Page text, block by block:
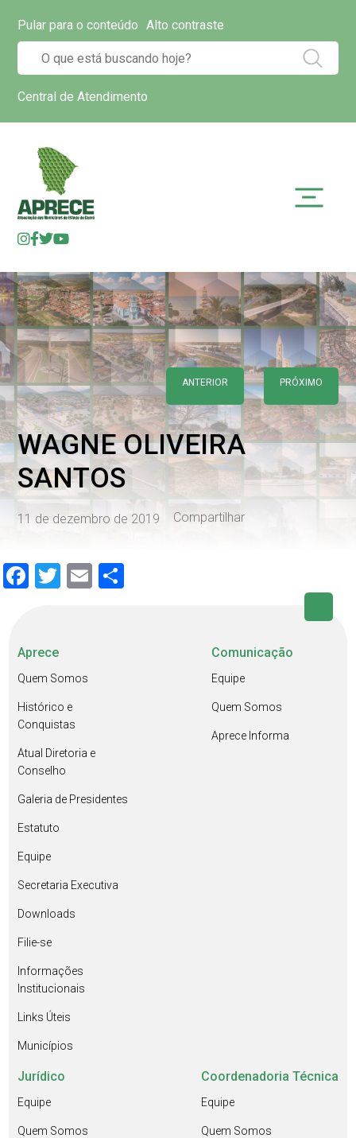
Pular para o conteúdo Alto contraste
Central de Atendimento
ANTERIOR PRÓXIMO
WAGNE OLIVEIRA
SANTOS
11 de dezembro de 2019 Compartilhar
Facebook
Twitter
Email
Aprece
Quem Somos
Histórico e
Conquistas
Atual Diretoria e
Conselho
Galeria de Presidentes
Estatuto
Equipe
Secretaria Executiva
Downloads
Filie-se
Informações
Institucionais
Links Úteis
Municípios
Comunicação
Equipe
Quem Somos
Aprece Informa
Jurídico
Equipe
Quem Somos
Coordenadoria Técnica
Equipe
Quem Somos